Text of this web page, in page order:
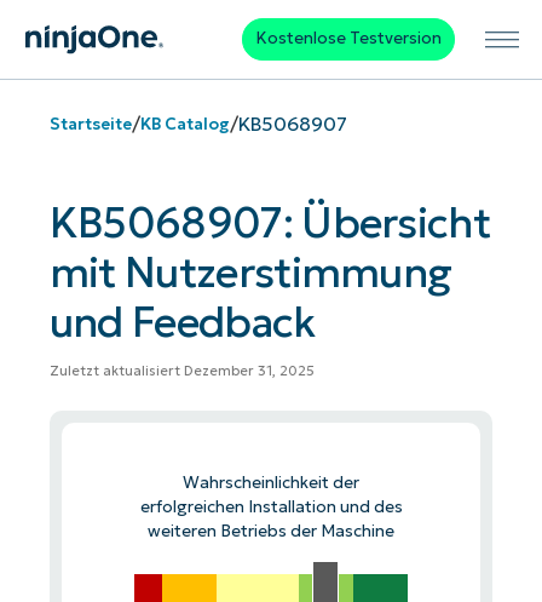
Kostenlose Testversion
Startseite/KB Catalog/KB5068907
KB5068907: Übersicht
mit Nutzerstimmung
und Feedback
Zuletzt aktualisiert Dezember 31, 2025
Wahrscheinlichkeit der
erfolgreichen Installation und des
weiteren Betriebs der Maschine